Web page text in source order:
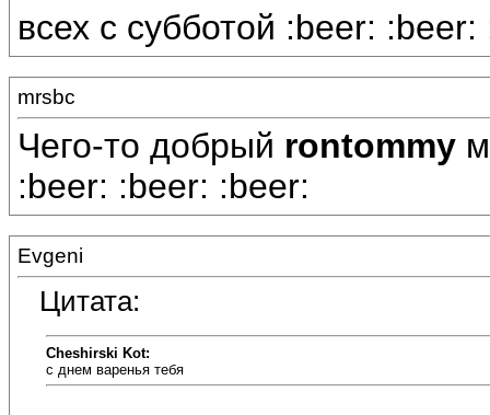
всех с субботой :beer: :beer:
mrsbc
Чего-то добрый rontommy
:beer: :beer: :beer:
Evgeni
Цитата:
Cheshirski Kot:
с днем варенья тебя